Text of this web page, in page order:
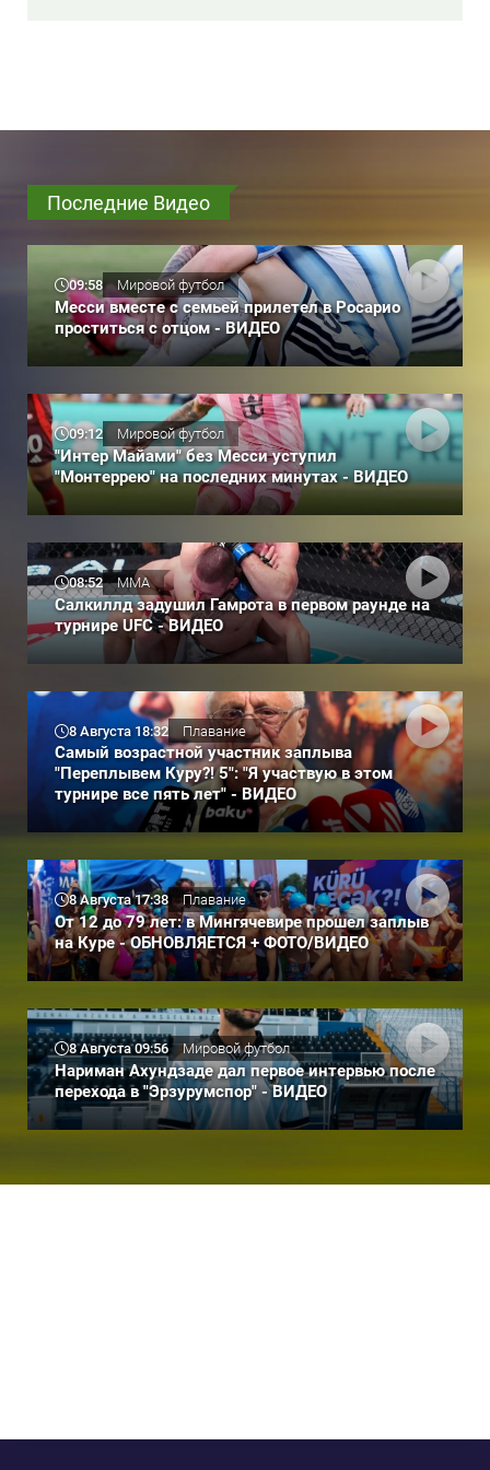
Последние Видео
09:58 Мировой футбол
Месси вместе с семьей прилетел в Росарио
проститься с отцом - ВИДЕО
09:12 Мировой футбол
"Интер Майами" без Месси уступил
"Монтеррею" на последних минутах - ВИДЕО
08:52 ММА
Салкиллд задушил Гамрота в первом раунде на
турнире UFC - ВИДЕО
8 Августа 18:32 Плавание
Самый возрастной участник заплыва
"Переплывем Куру?! 5": "Я участвую в этом
турнире все пять лет" - ВИДЕО
8 Августа 17:38 Плавание
От 12 до 79 лет: в Мингячевире прошел заплыв
на Куре - ОБНОВЛЯЕТСЯ + ФОТО/ВИДЕО
8 Августа 09:56 Мировой футбол
Нариман Ахундзаде дал первое интервью после
перехода в "Эрзурумспор" - ВИДЕО